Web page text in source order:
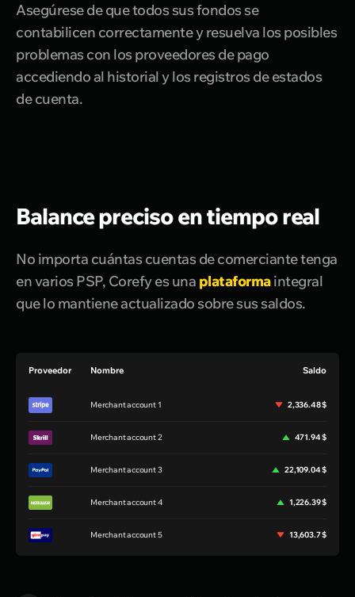
Asegúrese de que todos sus fondos se
contabilicen correctamente y resuelva los posibles
problemas con los proveedores de pago
accediendo al historial y los registros de estados
de cuenta.
Balance preciso en tiempo real
No importa cuántas cuentas de comerciante tenga
en varios PSP, Corefy es una plataformaintegral
que lo mantiene actualizado sobre sus saldos.
Proveedor Nombre Saldo
Merchant account 1 2,336.48 $
Merchant account 2 471.94 $
Merchant account 3 22,109.04 $
Merchant account 4 1,226.39 $
Merchant account 5 13,603.7 $